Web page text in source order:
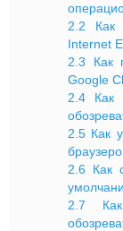
2.2 Как
Internet
2.3 Как
Google
2.4 Как
2.5 Как
2.6 Как
2.7 Как